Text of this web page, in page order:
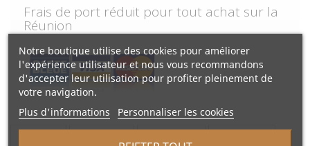
Frais de port réduit pour tout achat sur la
Réunion
Notre boutique utilise des cookies pour améliorer
l'expérience utilisateur et nous vous recommandons
d'accepter leur utilisation pour profiter pleinement de
votre navigation.
Plus d'informations
Personnaliser les cookies